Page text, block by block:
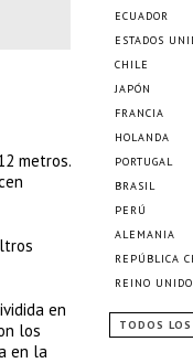
metros.
en
los
en la
ECUADOR
ESTADOS
CHILE
JAPÓN
FRANCIA
HOLANDA
PORTUGAL
BRASIL
PERÚ
ALEMANIA
REPÚBLICA
REINO UNIDO
TODOS LOS